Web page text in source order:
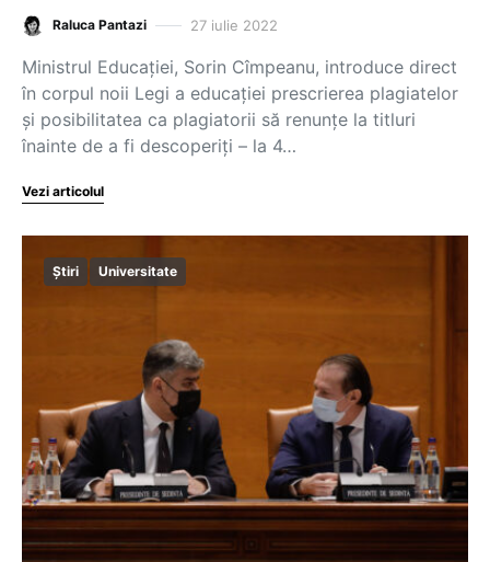
Raluca Pantazi 27 iulie 2022
Ministrul Educației, Sorin Cîmpeanu, introduce direct
în corpul noii Legi a educației prescrierea plagiatelor
și posibilitatea ca plagiatorii să renunțe la titluri
înainte de a fi descoperiți – la 4…
Vezi articolul
Știri Universitate